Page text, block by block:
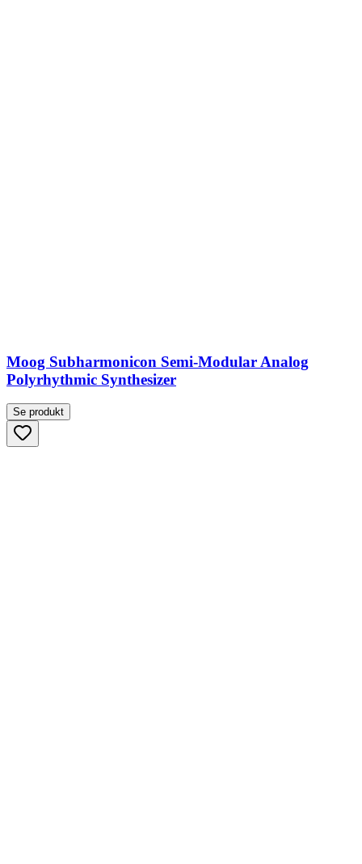
Moog Subharmonicon Semi-Modular Analog
Polyrhythmic Synthesizer
Se produkt